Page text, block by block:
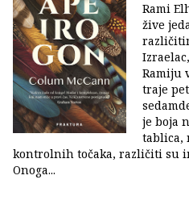
Rami
žive
Ramiju
traje
je boja
tablica,
kontrolnih točaka, različiti su
Onoga...